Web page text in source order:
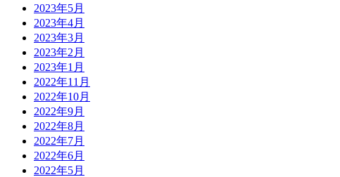
2023年5月
2023年4月
2023年3月
2023年2月
2023年1月
2022年11月
2022年10月
2022年9月
2022年8月
2022年7月
2022年6月
2022年5月